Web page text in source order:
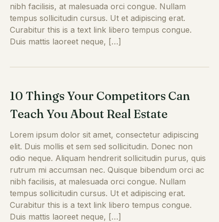
nibh facilisis, at malesuada orci congue. Nullam
tempus sollicitudin cursus. Ut et adipiscing erat.
Curabitur this is a text link libero tempus congue.
Duis mattis laoreet neque, […]
10 Things Your Competitors Can
Teach You About Real Estate
Lorem ipsum dolor sit amet, consectetur adipiscing
elit. Duis mollis et sem sed sollicitudin. Donec non
odio neque. Aliquam hendrerit sollicitudin purus, quis
rutrum mi accumsan nec. Quisque bibendum orci ac
nibh facilisis, at malesuada orci congue. Nullam
tempus sollicitudin cursus. Ut et adipiscing erat.
Curabitur this is a text link libero tempus congue.
Duis mattis laoreet neque, […]